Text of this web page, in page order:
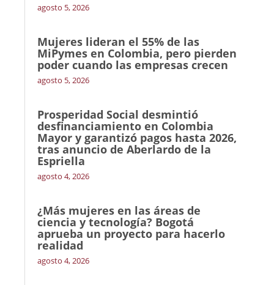
agosto 5, 2026
Mujeres lideran el 55% de las
MiPymes en Colombia, pero pierden
poder cuando las empresas crecen
agosto 5, 2026
Prosperidad Social desmintió
desfinanciamiento en Colombia
Mayor y garantizó pagos hasta 2026,
tras anuncio de Aberlardo de la
Espriella
agosto 4, 2026
¿Más mujeres en las áreas de
ciencia y tecnología? Bogotá
aprueba un proyecto para hacerlo
realidad
agosto 4, 2026